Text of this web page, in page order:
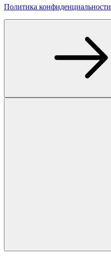
Политика конфиденциальности